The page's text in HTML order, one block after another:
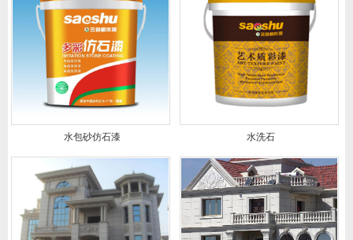
水包砂仿石漆 水洗石